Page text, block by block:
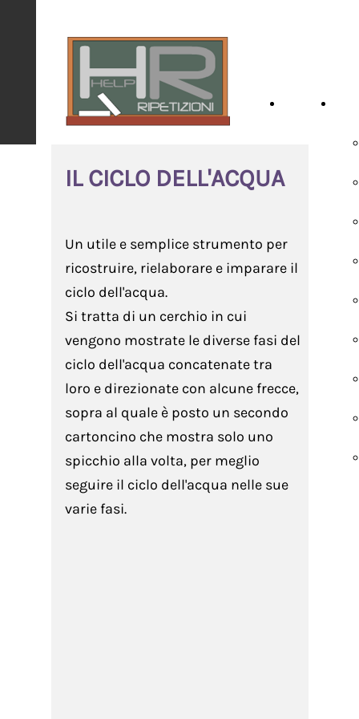
IL CICLO DELL'ACQUA
Un utile e semplice strumento per
ricostruire, rielaborare e imparare il
ciclo dell'acqua.
Si tratta di un cerchio in cui
vengono mostrate le diverse fasi del
ciclo dell'acqua concatenate tra
loro e direzionate con alcune frecce,
sopra al quale è posto un secondo
cartoncino che mostra solo uno
spicchio alla volta, per meglio
seguire il ciclo dell'acqua nelle sue
varie fasi.